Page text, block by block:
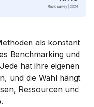
als konstant
Benchmarking und
hat ihre eigenen
und die Wahl hängt
Ressourcen und